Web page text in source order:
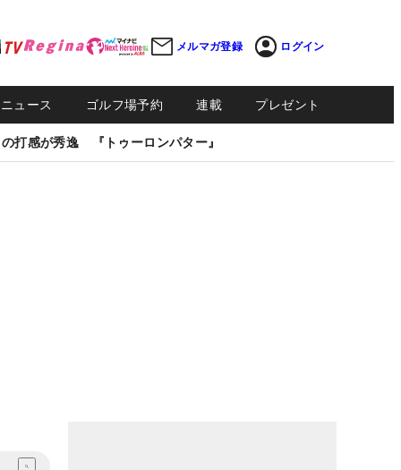
メルマガ登録 ログイン
ュース ゴルフ場予約 連載 プレゼント
打感が秀逸 『トゥーロンパター』